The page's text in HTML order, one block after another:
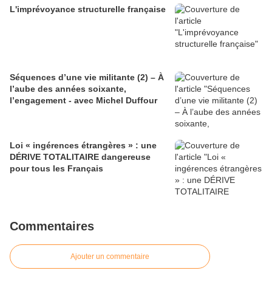
L'imprévoyance structurelle française
Séquences d’une vie militante (2) – À
l’aube des années soixante,
l’engagement - avec Michel Duffour
Loi « ingérences étrangères » : une
DÉRIVE TOTALITAIRE dangereuse
pour tous les Français
Commentaires
Ajouter un commentaire